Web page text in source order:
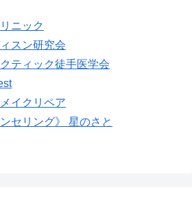
ニック
スン研究会
ティック徒手医学会
イクリペア
セリング》 星のさと